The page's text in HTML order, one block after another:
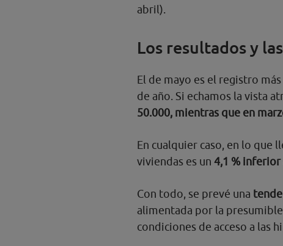
abril).
Los resultados y
El de mayo es el registro
de año. Si echamos la vista
50.000, mientras que en
En cualquier caso, en lo que
viviendas es un4,1 %
Con todo, se prevé una
alimentada por la
condiciones de acceso a las